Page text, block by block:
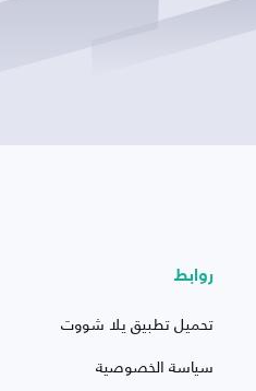
روابط
تحميل تطبيق يلا شووت
سياسة الخصوصية